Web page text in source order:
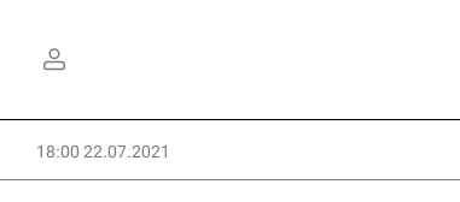
18:00 22.07.2021